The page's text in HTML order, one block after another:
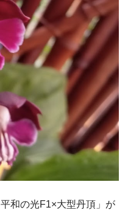
和の光F1×大型丹頂」が